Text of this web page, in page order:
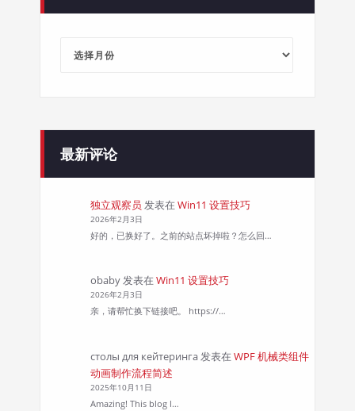
最新评论
独立观察员 发表在 Win11 设置技巧
2026年2月3日
好的，已换好了。之前的站点坏掉啦？怎么回…
obaby发表在 Win11 设置技巧
2026年2月3日
亲，请帮忙换下链接吧。 https://…
столы для кейтеринга发表在 WPF 机械类组件
动画制作流程简述
2025年10月11日
Amazing! This blog l…